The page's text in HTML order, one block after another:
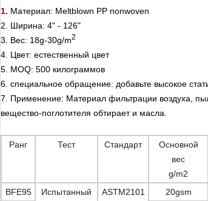
1. Материал: Meltblown PP nonwoven
2. Ширина: 4" - 126"
3. Вес: 18g-30g/m2
4. Цвет: естественный цвет
5. MOQ: 500 килограммов
6. специальное обращение: добавьте высокое
7. Применение: Материал фильтрации воздуха,
вещество-поглотителя обтирает и масла.
Ранг Тест Стандарт
Основной
вес
g/m2
BFE95
Испытанный
ASTM2101 20gsm